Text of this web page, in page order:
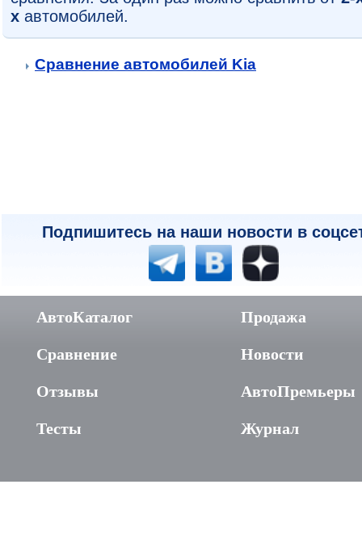
х автомобилей.
Сравнение автомобилей Kia
Подпишитесь на наши новости в
АвтоКаталог
Сравнение
Отзывы
Тесты
Продажа
Новости
АвтоПремьеры
Журнал